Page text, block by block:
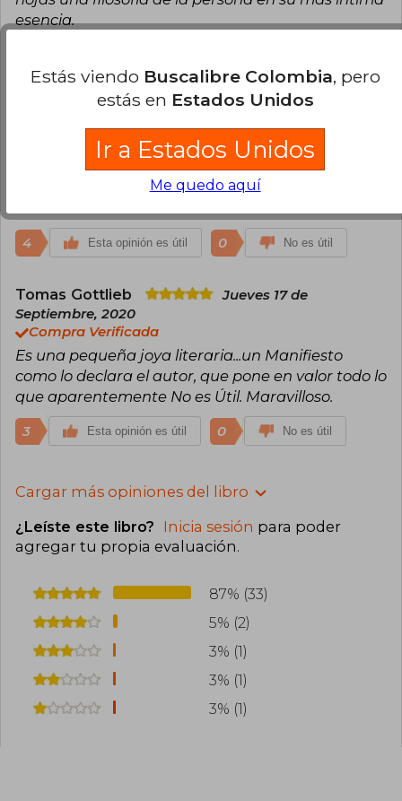
esencia.
Alberto Gutierrez
Lunes 16 de Octubre,
Compra Verificada
Este libro aporta realmente a la cultura. Es un
maravilloso viaje hacia la obtención de mayor
4 Esta opinión es útil 0 No es útil
Tomas Gottlieb
Jueves 17 de
Septiembre, 2020
Compra Verificada
Es una pequeña joya literaria...un Manifiesto
como lo declara el autor, que pone en valor todo lo
que aparentemente No es Útil. Maravilloso.
3 Esta opinión es útil 0 No es útil
Cargar más opiniones del libro
¿Leíste este libro? Inicia sesión para poder
agregar tu propia evaluación.
87% (33)
5% (2)
3% (1)
3% (1)
3% (1)
Estás viendo Buscalibre Colombia, pero
estás en Estados Unidos
Ir a Estados Unidos
Me quedo aquí